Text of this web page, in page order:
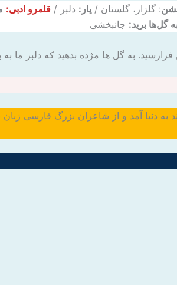
: گلزار، گلستان / یار: دلبر / قلمرو ادبی:
گل‌ها برید: جانبخشی
به گل ها مژده بدهید که دلبر ما به
آباد هند به دنیا آمد و از شاعران بزرگ